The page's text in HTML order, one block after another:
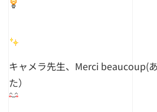
キャメラ先生、Merci beaucoup(
た）